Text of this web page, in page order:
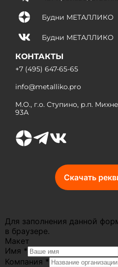
Будни МЕТАЛЛИКО
Будни МЕТАЛЛИКО
КОНТАКТЫ
+7 (495) 647-65-65
info@metalliko.pro
М.О., г.о. Ступино, р.п.
93А
Скачать
Для заполнения данной
в браузере.
Макет
Имя *
Компания *